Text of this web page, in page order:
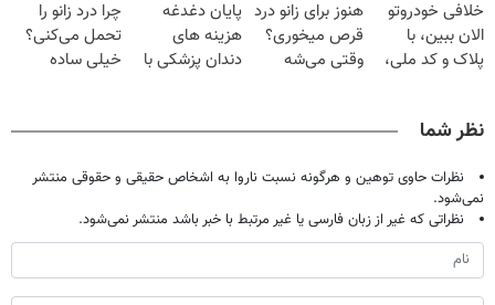
میلیون تومان!!!
(40%off)
فقط ۲۵ میلیون
صحبت کنید)
خلافی خودروتو
الان ببین، با
پلاک و کد ملی،
هنوز برای زانو درد
قرص میخوری؟
وقتی می‌شه
پایان دغدغه
هزینه های
دندان پزشکی با
چرا درد زانو را
تحمل می‌کنی؟
خیلی ساده
نظر شما
نظرات حاوی توهین و هرگونه نسبت ناروا به اشخاص حقیقی و حقوقی منتشر
نمی‌شود.
نظراتی که غیر از زبان فارسی یا غیر مرتبط با خبر باشد منتشر نمی‌شود.